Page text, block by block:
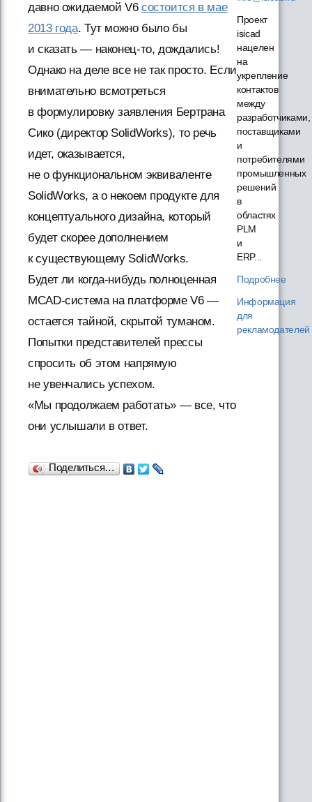
давно ожидаемой V6 состоится в мае
2013 года. Тут можно было бы
и сказать — наконец-то, дождались!
Однако на деле все не так просто. Если
внимательно всмотреться
в формулировку заявления Бертрана
Сико (директор SolidWorks), то речь
идет, оказывается,
не о функциональном эквиваленте
SolidWorks, а о некоем продукте для
концептуального дизайна, который
будет скорее дополнением
к существующему SolidWorks.
Будет ли когда-нибудь полноценная
MCAD-система на платформе V6 —
остается тайной, скрытой туманом.
Попытки представителей прессы
спросить об этом напрямую
не увенчались успехом.
«Мы продолжаем работать» — все, что
они услышали в ответ.
Поделиться…
Проект
isicad
нацелен
на
укрепление
контактов
между
разработчиками,
поставщиками
и
потребителями
промышленных
решений
в
областях
PLM
и
ERP...
Подробнее
Информация
для
рекламодателей